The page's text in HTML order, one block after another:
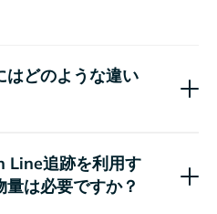
はどのような違い
追跡を利用す
は必要ですか？